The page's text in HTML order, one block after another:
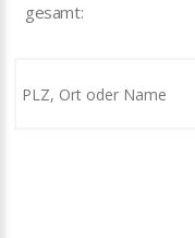
gesamt: